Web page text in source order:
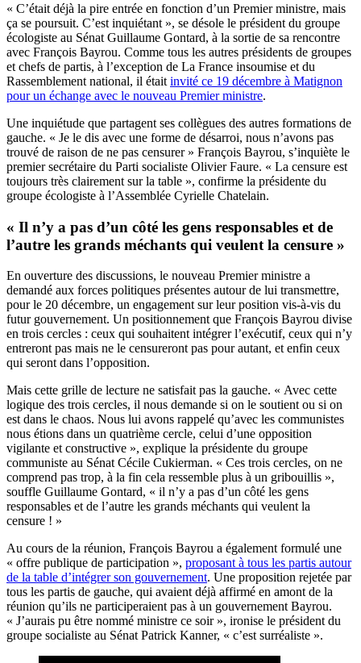
« C’était déjà la pire entrée en fonction d’un Premier ministre, mais
ça se poursuit. C’est inquiétant », se désole le président du groupe
écologiste au Sénat Guillaume Gontard, à la sortie de sa rencontre
avec François Bayrou. Comme tous les autres présidents de groupes
et chefs de partis, à l’exception de La France insoumise et du
Rassemblement national, il était invité ce 19 décembre à Matignon
pour un échange avec le nouveau Premier ministre.
Une inquiétude que partagent ses collègues des autres formations de
gauche. « Je le dis avec une forme de désarroi, nous n’avons pas
trouvé de raison de ne pas censurer » François Bayrou, s’inquiète le
premier secrétaire du Parti socialiste Olivier Faure. « La censure est
toujours très clairement sur la table », confirme la présidente du
groupe écologiste à l’Assemblée Cyrielle Chatelain.
« Il n’y a pas d’un côté les gens responsables et de
l’autre les grands méchants qui veulent la censure »
En ouverture des discussions, le nouveau Premier ministre a
demandé aux forces politiques présentes autour de lui transmettre,
pour le 20 décembre, un engagement sur leur position vis-à-vis du
futur gouvernement. Un positionnement que François Bayrou divise
en trois cercles : ceux qui souhaitent intégrer l’exécutif, ceux qui n’y
entreront pas mais ne le censureront pas pour autant, et enfin ceux
qui seront dans l’opposition.
Mais cette grille de lecture ne satisfait pas la gauche. « Avec cette
logique des trois cercles, il nous demande si on le soutient ou si on
est dans le chaos. Nous lui avons rappelé qu’avec les communistes
nous étions dans un quatrième cercle, celui d’une opposition
vigilante et constructive », explique la présidente du groupe
communiste au Sénat Cécile Cukierman. « Ces trois cercles, on ne
comprend pas trop, à la fin cela ressemble plus à un gribouillis »,
souffle Guillaume Gontard, « il n’y a pas d’un côté les gens
responsables et de l’autre les grands méchants qui veulent la
censure ! »
Au cours de la réunion, François Bayrou a également formulé une
« offre publique de participation », proposant à tous les partis autour
de la table d’intégrer son gouvernement. Une proposition rejetée par
tous les partis de gauche, qui avaient déjà affirmé en amont de la
réunion qu’ils ne participeraient pas à un gouvernement Bayrou.
« J’aurais pu être nommé ministre ce soir », ironise le président du
groupe socialiste au Sénat Patrick Kanner, « c’est surréaliste ».